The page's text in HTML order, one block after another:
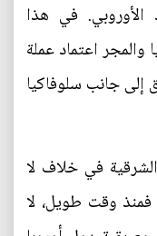
الأوروبي. في هذا
اعتماد عملة
إلى جانب سلوفاكيا
في خلاف لا
فمنذ وقت طويل، لا